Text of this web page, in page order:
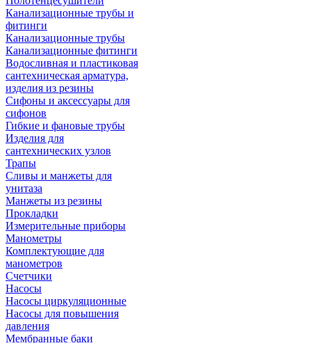
Канализационные трубы и
фитинги
Канализационные трубы
Канализационные фитинги
Водосливная и пластиковая
сантехническая арматура,
изделия из резины
Сифоны и аксессуары для
сифонов
Гибкие и фановые трубы
Изделия для
сантехнических узлов
Трапы
Сливы и манжеты для
унитаза
Манжеты из резины
Прокладки
Измерительные приборы
Манометры
Комплектующие для
манометров
Счетчики
Насосы
Насосы циркуляционные
Насосы для повышения
давления
Мембранные баки